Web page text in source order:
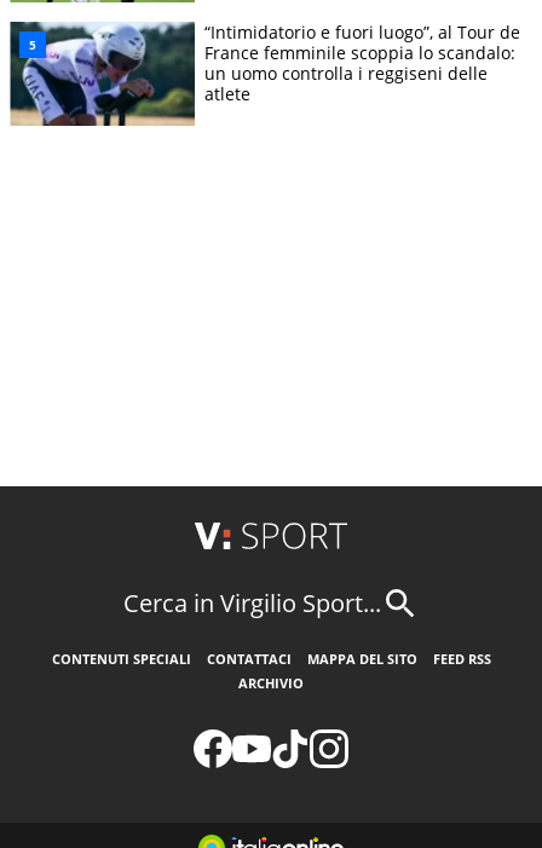
“Intimidatorio e fuori luogo”, al Tour de
France femminile scoppia lo scandalo:
un uomo controlla i reggiseni delle
atlete
Cerca in Virgilio Sport...
CONTENUTI SPECIALI CONTATTACI MAPPA DEL SITO
FEED RSS
ARCHIVIO